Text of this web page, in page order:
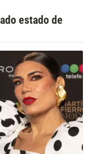
estado de